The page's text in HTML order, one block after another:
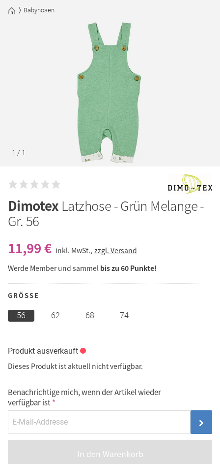
Babyhosen
1 / 1
Dimotex Latzhose - Grün Melange -
Gr. 56
11,99 € inkl. MwSt., zzgl. Versand
Werde Member und sammel bis zu 60 Punkte!
GRÖSSE
56 62 68 74
Produkt ausverkauft
Dieses Produkt ist aktuell nicht verfügbar.
Benachrichtige mich, wenn der Artikel wieder
verfügbar ist
In den Warenkorb